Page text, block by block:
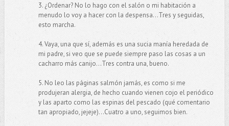
3. ¿Ordenar? No lo hago con el salón o mi habitación a
menudo lo voy a hacer con la despensa...Tres y seguidas,
esto marcha.
4. Vaya, una que sí, además es una sucia manía heredada de
mi padre, si veo que se puede siempre paso las cosas a un
cacharro más canijo...Tres contra una, bueno.
5. No leo las páginas salmón jamás, es como si me
produjeran alergia, de hecho cuando vienen cojo el periódico
y las aparto como las espinas del pescado (qué comentario
tan apropiado, jejeje)...Cuatro a uno, seguimos bien.